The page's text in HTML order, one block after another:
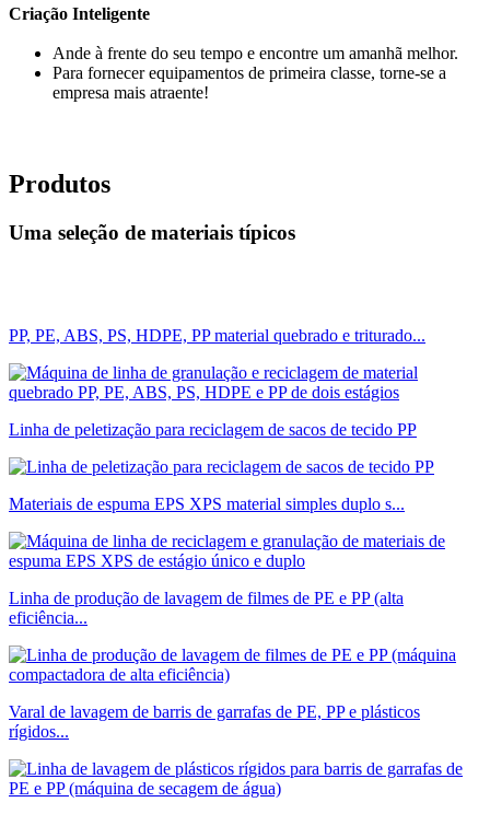
Criação Inteligente
Ande à frente do seu tempo e encontre um amanhã melhor.
Para fornecer equipamentos de primeira classe, torne-se a
empresa mais atraente!
Produtos
Uma seleção de materiais típicos
PP, PE, ABS, PS, HDPE, PP material quebrado e triturado...
Linha de peletização para reciclagem de sacos de tecido PP
Materiais de espuma EPS XPS material simples duplo s...
Linha de produção de lavagem de filmes de PE e PP (alta
eficiência...
Varal de lavagem de barris de garrafas de PE, PP e plásticos
rígidos...